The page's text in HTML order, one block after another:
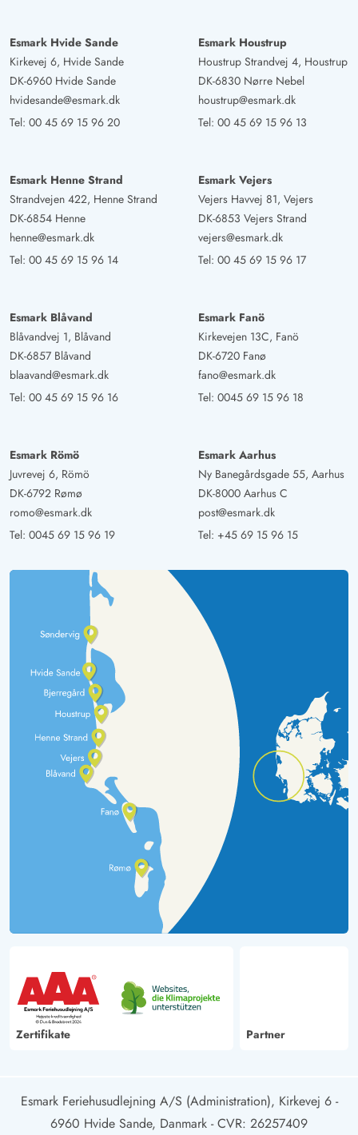
Esmark Hvide Sande
Kirkevej 6, Hvide Sande
DK-6960 Hvide Sande
hvidesande@esmark.dk
Tel: 00 45 69 15 96 20
Esmark Houstrup
Houstrup Strandvej 4, Houstrup
DK-6830 Nørre Nebel
houstrup@esmark.dk
Tel: 00 45 69 15 96 13
Esmark Henne Strand
Strandvejen 422, Henne Strand
DK-6854 Henne
henne@esmark.dk
Tel: 00 45 69 15 96 14
Esmark Vejers
Vejers Havvej 81, Vejers
DK-6853 Vejers Strand
vejers@esmark.dk
Tel: 00 45 69 15 96 17
Esmark Blåvand
Blåvandvej 1, Blåvand
DK-6857 Blåvand
blaavand@esmark.dk
Tel: 00 45 69 15 96 16
Esmark Fanö
Kirkevejen 13C, Fanö
DK-6720 Fanø
fano@esmark.dk
Tel: 0045 69 15 96 18
Esmark Römö
Juvrevej 6, Römö
DK-6792 Rømø
romo@esmark.dk
Tel: 0045 69 15 96 19
Esmark Aarhus
Ny Banegårdsgade 55, Aarhus
DK-8000 Aarhus C
post@esmark.dk
Tel: +45 69 15 96 15
Zertifikate Partner
Esmark Feriehusudlejning A/S (Administration), Kirkevej 6 -
6960 Hvide Sande, Danmark - CVR: 26257409